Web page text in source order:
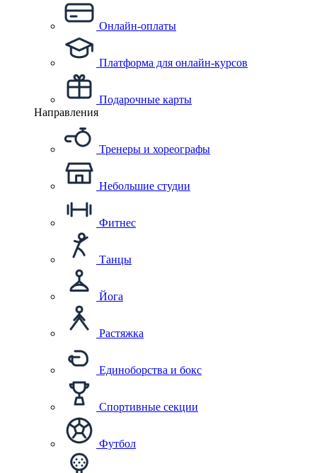
Онлайн-оплаты
Платформа для онлайн-курсов
Подарочные карты
Направления
Тренеры и хореографы
Небольшие студии
Фитнес
Танцы
Йога
Растяжка
Единоборства и бокс
Спортивные секции
Футбол